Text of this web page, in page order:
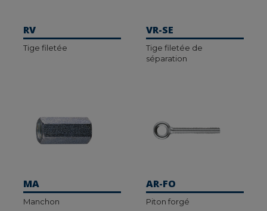
RV
Tige filetée
VR-SE
Tige filetée de
séparation
MA
Manchon
AR-FO
Piton forgé